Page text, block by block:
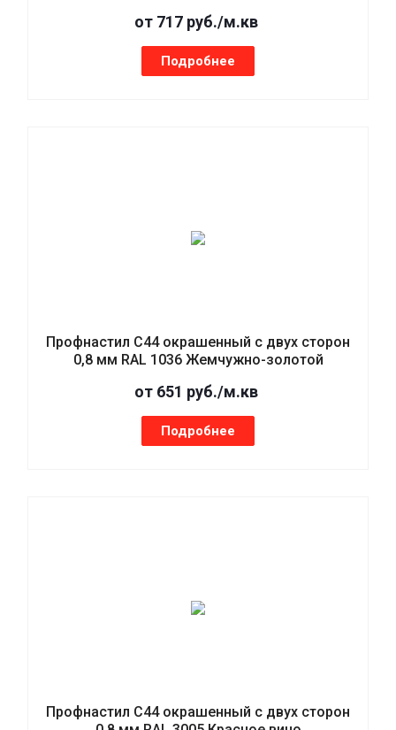
от 717 руб./м.кв
Подробнее
Профнастил С44 окрашенный с двух сторон
0,8 мм RAL 1036 Жемчужно-золотой
от 651 руб./м.кв
Подробнее
Профнастил С44 окрашенный с двух сторон